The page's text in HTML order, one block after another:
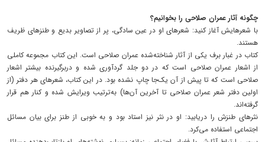
چگونه آثار عمران صلاحی را بخوانیم؟
با شعرهایش آغاز کنید: شعرهای او در عین سادگی، پر از تصاویر بدیع و طنزهای ظریف
هستند.
کتاب در غبار برف یکی از آثار شناخته‌شده‌ عمران صلاحی است. این کتاب مجموعه‌ کاملی
از اشعار عمران صلاحی‌ است که در دو جلد گردآوری شده و دربرگیرنده‌ بیشتر اشعار
صلاحی است که تا پیش از آن یک‌جا چاپ نشده بود. در این کتاب، شعرهای هر دفتر (از
اولین دفتر شعر عمران صلاحی تا آخرین آن‌ها) به‌ترتیب ویرایش شده و کنار هم قرار
گرفته‌اند.
نثرهای طنزش را دریابید: او در نثر نیز استاد بود و به خوبی از طنز برای بیان مسائل
اجتماعی استفاده می‌کرد.